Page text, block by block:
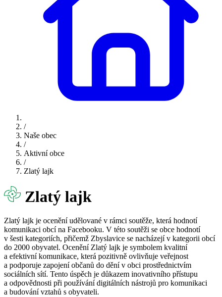
/
Naše obec
/
Aktivní obce
/
Zlatý lajk
Zlatý lajk
Zlatý lajk je ocenění udělované v rámci soutěže, která hodnotí
komunikaci obcí na Facebooku. V této soutěži se obce hodnotí
v šesti kategoriích, přičemž Zbyslavice se nacházejí v kategorii obcí
do 2000 obyvatel. Ocenění Zlatý lajk je symbolem kvalitní
a efektivní komunikace, která pozitivně ovlivňuje veřejnost
a podporuje zapojení občanů do dění v obci prostřednictvím
sociálních sítí. Tento úspěch je důkazem inovativního přístupu
a odpovědnosti při používání digitálních nástrojů pro komunikaci
a budování vztahů s obyvateli.